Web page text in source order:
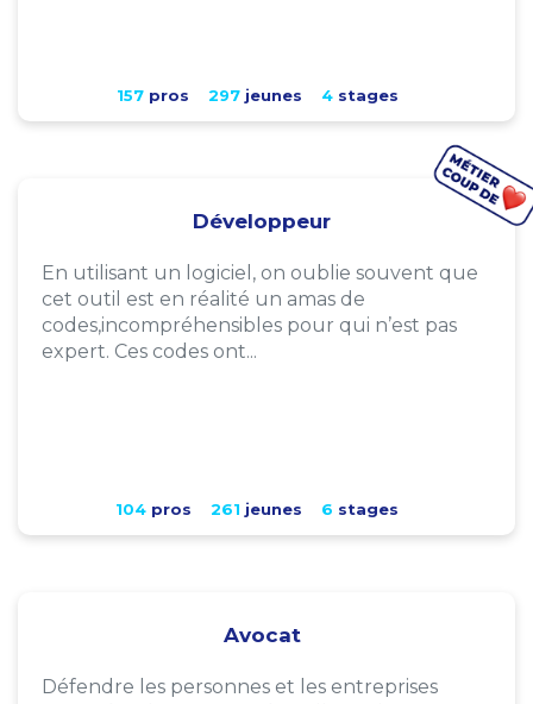
157pros 297jeunes 4stages
Développeur
En utilisant un logiciel, on oublie souvent que
cet outil est en réalité un amas de
codes,incompréhensibles pour qui n’est pas
expert. Ces codes ont...
104 pros 261 jeunes 6 stages
Avocat
Défendre les personnes et les entreprises